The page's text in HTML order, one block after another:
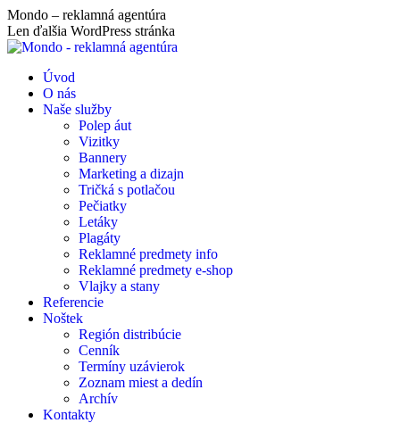
Skip
to
content
Mondo – reklamná agentúra
Len ďalšia WordPress stránka
Úvod
O nás
Naše služby
Polep áut
Vizitky
Bannery
Marketing a dizajn
Tričká s potlačou
Pečiatky
Letáky
Plagáty
Reklamné predmety info
Reklamné predmety e-shop
Vlajky a stany
Referencie
Noštek
Región distribúcie
Cenník
Termíny uzávierok
Zoznam miest a dedín
Archív
Kontakty